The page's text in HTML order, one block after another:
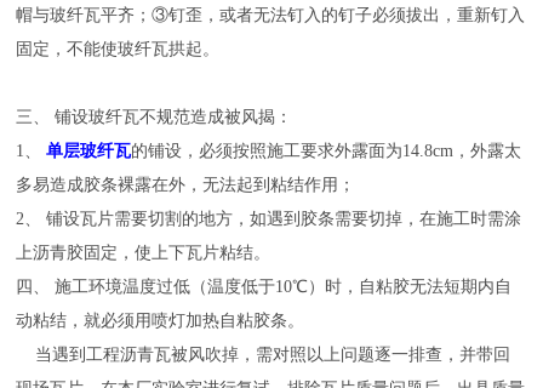
帽与玻纤瓦平齐；③钉歪，或者无法钉入的钉子必须拔出，重新钉入
固定，不能使玻纤瓦拱起。
三、 铺设玻纤瓦不规范造成被风揭：
1、单层玻纤瓦的铺设，必须按照施工要求外露面为14.8cm，外露太
多易造成胶条裸露在外，无法起到粘结作用；
2、 铺设瓦片需要切割的地方，如遇到胶条需要切掉，在施工时需涂
上沥青胶固定，使上下瓦片粘结。
四、 施工环境温度过低（温度低于10℃）时，自粘胶无法短期内自
动粘结，就必须用喷灯加热自粘胶条。
当遇到工程沥青瓦被风吹掉，需对照以上问题逐一排查，并带回